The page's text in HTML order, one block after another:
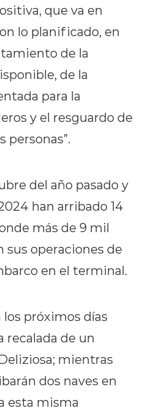
que va en
lo planificado, en
de la
de la
para la
y el resguardo de
personas”.
del año pasado y
han arribado 14
más de 9 mil
sus operaciones de
en el terminal.
los próximos días
recalada de un
mientras
dos naves en
esta misma